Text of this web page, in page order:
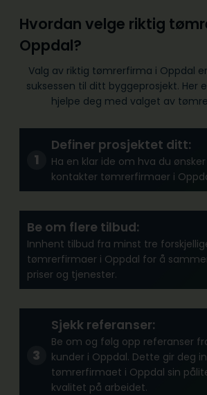
Hvordan velge riktig
Oppdal?
Valg av riktig tømrerfirma i Oppdal
suksessen til ditt byggeprosjekt. Her
hjelpe deg med valget av
Definer prosjektet ditt:
Ha en klar ide om hva du
kontakter tømrerfirmaer i
Be om flere tilbud:
Innhent tilbud fra minst tre
tømrerfirmaer i Oppdal for å
priser og tjenester.
Sjekk referanser:
Be om og følg opp referanser
kunder i Oppdal. Dette gir deg
tømrerfirmaet i Oppdal sin
kvalitet på arbeidet.